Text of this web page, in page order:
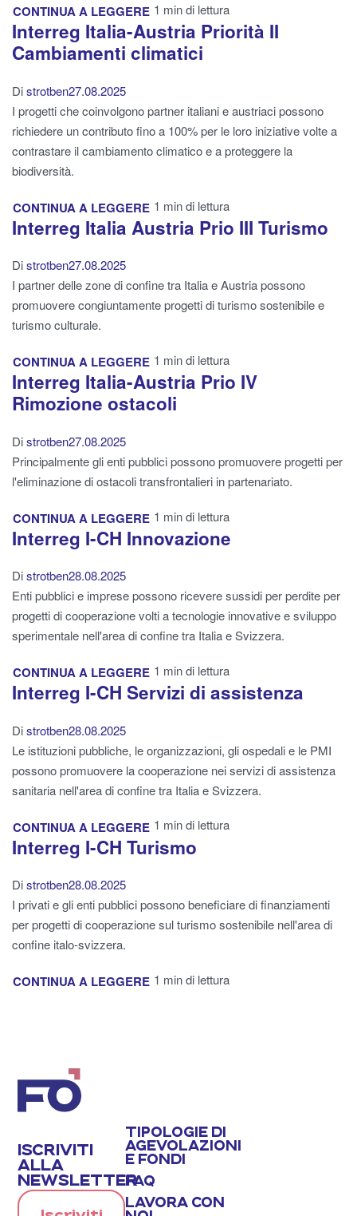
CONTINUA A LEGGERE 1 min di lettura
Interreg Italia-Austria Priorità II
Cambiamenti climatici
Distrotben27.08.2025
I progetti che coinvolgono partner italiani e austriaci possono
richiedere un contributo fino a 100% per le loro iniziative volte a
contrastare il cambiamento climatico e a proteggere la
biodiversità.
CONTINUA A LEGGERE 1 min di lettura
Interreg Italia Austria Prio III Turismo
Distrotben27.08.2025
I partner delle zone di confine tra Italia e Austria possono
promuovere congiuntamente progetti di turismo sostenibile e
turismo culturale.
CONTINUA A LEGGERE 1 min di lettura
Interreg Italia-Austria Prio IV
Rimozione ostacoli
Distrotben27.08.2025
Principalmente gli enti pubblici possono promuovere progetti per
l'eliminazione di ostacoli transfrontalieri in partenariato.
CONTINUA A LEGGERE 1 min di lettura
Interreg I-CH Innovazione
Distrotben28.08.2025
Enti pubblici e imprese possono ricevere sussidi per perdite per
progetti di cooperazione volti a tecnologie innovative e sviluppo
sperimentale nell'area di confine tra Italia e Svizzera.
CONTINUA A LEGGERE 1 min di lettura
Interreg I-CH Servizi di assistenza
Distrotben28.08.2025
Le istituzioni pubbliche, le organizzazioni, gli ospedali e le PMI
possono promuovere la cooperazione nei servizi di assistenza
sanitaria nell'area di confine tra Italia e Svizzera.
CONTINUA A LEGGERE 1 min di lettura
Interreg I-CH Turismo
Distrotben28.08.2025
I privati e gli enti pubblici possono beneficiare di finanziamenti
per progetti di cooperazione sul turismo sostenibile nell'area di
confine italo-svizzera.
CONTINUA A LEGGERE 1 min di lettura
TIPOLOGIE DI
AGEVOLAZIONI
E FONDI
FAQ
LAVORA CON
ISCRIVITI
ALLA
NEWSLETTER